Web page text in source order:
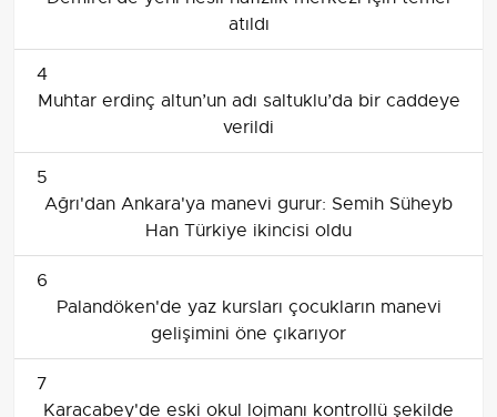
atıldı
4
Muhtar erdinç altun’un adı saltuklu’da bir caddeye
verildi
5
Ağrı'dan Ankara'ya manevi gurur: Semih Süheyb
Han Türkiye ikincisi oldu
6
Palandöken'de yaz kursları çocukların manevi
gelişimini öne çıkarıyor
7
Karacabey'de eski okul lojmanı kontrollü şekilde